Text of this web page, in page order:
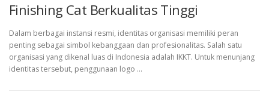
Finishing Cat Berkualitas Tinggi
Dalam berbagai instansi resmi, identitas organisasi memiliki peran
penting sebagai simbol kebanggaan dan profesionalitas. Salah satu
organisasi yang dikenal luas di Indonesia adalah IKKT. Untuk menunjang
identitas tersebut, penggunaan logo …